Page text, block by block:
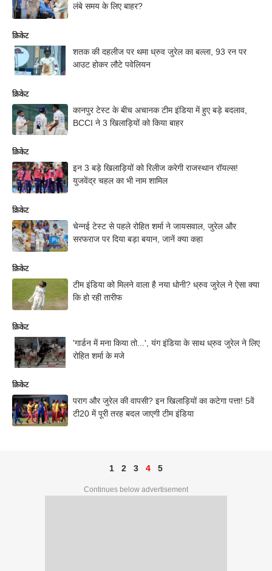
लंबे समय के लिए बाहर?
क्रिकेट
शतक की दहलीज पर थमा ध्रुव जुरेल का बल्ला, 93 रन पर
आउट होकर लौटे पवेलियन
क्रिकेट
कानपुर टेस्ट के बीच अचानक टीम इंडिया में हुए बड़े बदलाव,
BCCI ने 3 खिलाड़ियों को किया बाहर
क्रिकेट
इन 3 बड़े खिलाड़ियों को रिलीज करेगी राजस्थान रॉयल्स!
युजवेंद्र चहल का भी नाम शामिल
क्रिकेट
चेन्नई टेस्ट से पहले रोहित शर्मा ने जायसवाल, जुरेल और
सरफराज पर दिया बड़ा बयान, जानें क्या कहा
क्रिकेट
टीम इंडिया को मिलने वाला है नया धोनी? ध्रुव जुरेल ने ऐसा क्या
कि हो रही तारीफ
क्रिकेट
'गार्डन में मना किया तो...', यंग इंडिया के साथ ध्रुव जुरेल ने लिए
रोहित शर्मा के मजे
क्रिकेट
पराग और जुरेल की वापसी? इन खिलाड़ियों का कटेगा पत्ता! 5वें
टी20 में पूरी तरह बदल जाएगी टीम इंडिया
1 2 3 4 5
Continues below advertisement